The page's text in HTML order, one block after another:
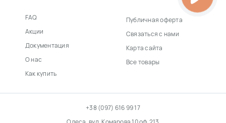
FAQ
Акции
Документация
О нас
Как купить
Публичная оферта
Связаться с нами
Карта сайта
Все товары
+38 (097) 616 99 17